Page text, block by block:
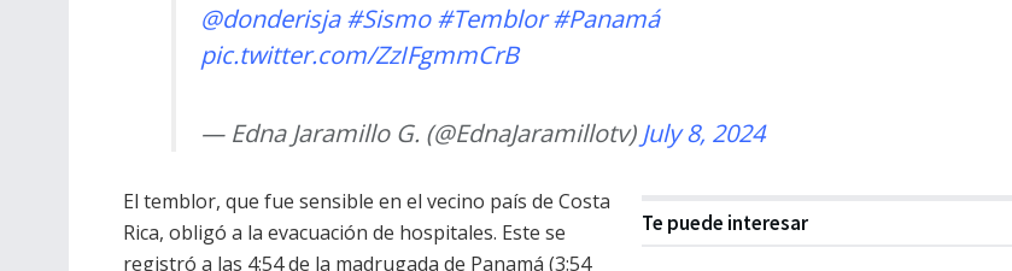
@donderisja #Sismo #Temblor #Panamá
pic.twitter.com/ZzIFgmmCrB
— Edna Jaramillo G. (@EdnaJaramillotv) July 8, 2024
Te puede interesar
El temblor, que fue sensible en el vecino país de Costa
Rica, obligó a la evacuación de hospitales. Este se
registró a las 4:54 de la madrugada de Panamá (3:54